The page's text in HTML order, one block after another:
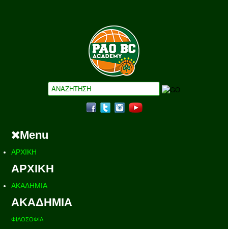
Menu
ΑΡΧΙΚΗ
ΑΡΧΙΚΗ
ΑΚΑΔΗΜΙΑ
ΑΚΑΔΗΜΙΑ
ΦΙΛΟΣΟΦΙΑ